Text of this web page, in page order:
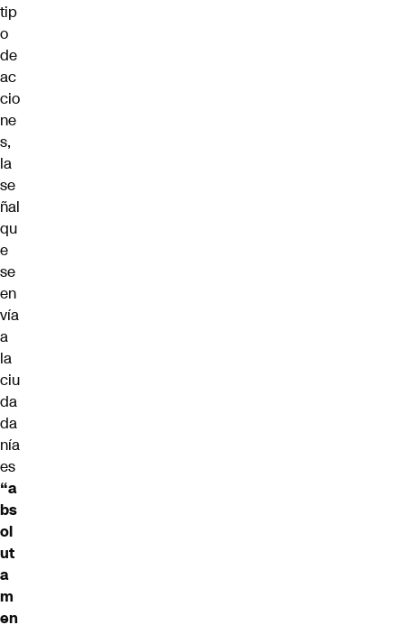
tip
o
de
ac
cio
ne
s,
la
se
ñal
qu
e
se
en
vía
a
la
ciu
da
da
nía
es
“a
bs
ol
ut
a
m
en